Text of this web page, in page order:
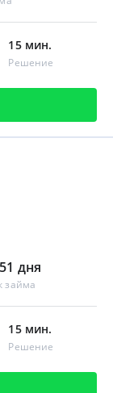
15 мин.
Решение
дня
займа
15 мин.
Решение